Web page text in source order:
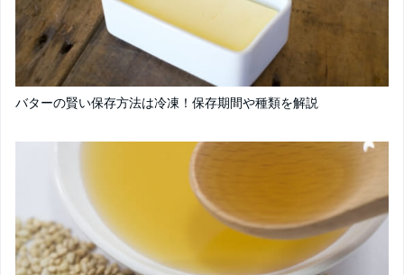
バターの賢い保存方法は冷凍！保存期間や種類を解説